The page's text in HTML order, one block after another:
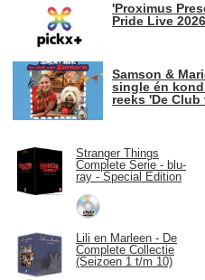
'Proximus
Pride Live
Samson &
single én
reeks 'De Club
Stranger Things
Complete Serie - blu-
ray - Special Edition
Lili en Marleen - De
Complete Collectie
(Seizoen 1 t/m 10)